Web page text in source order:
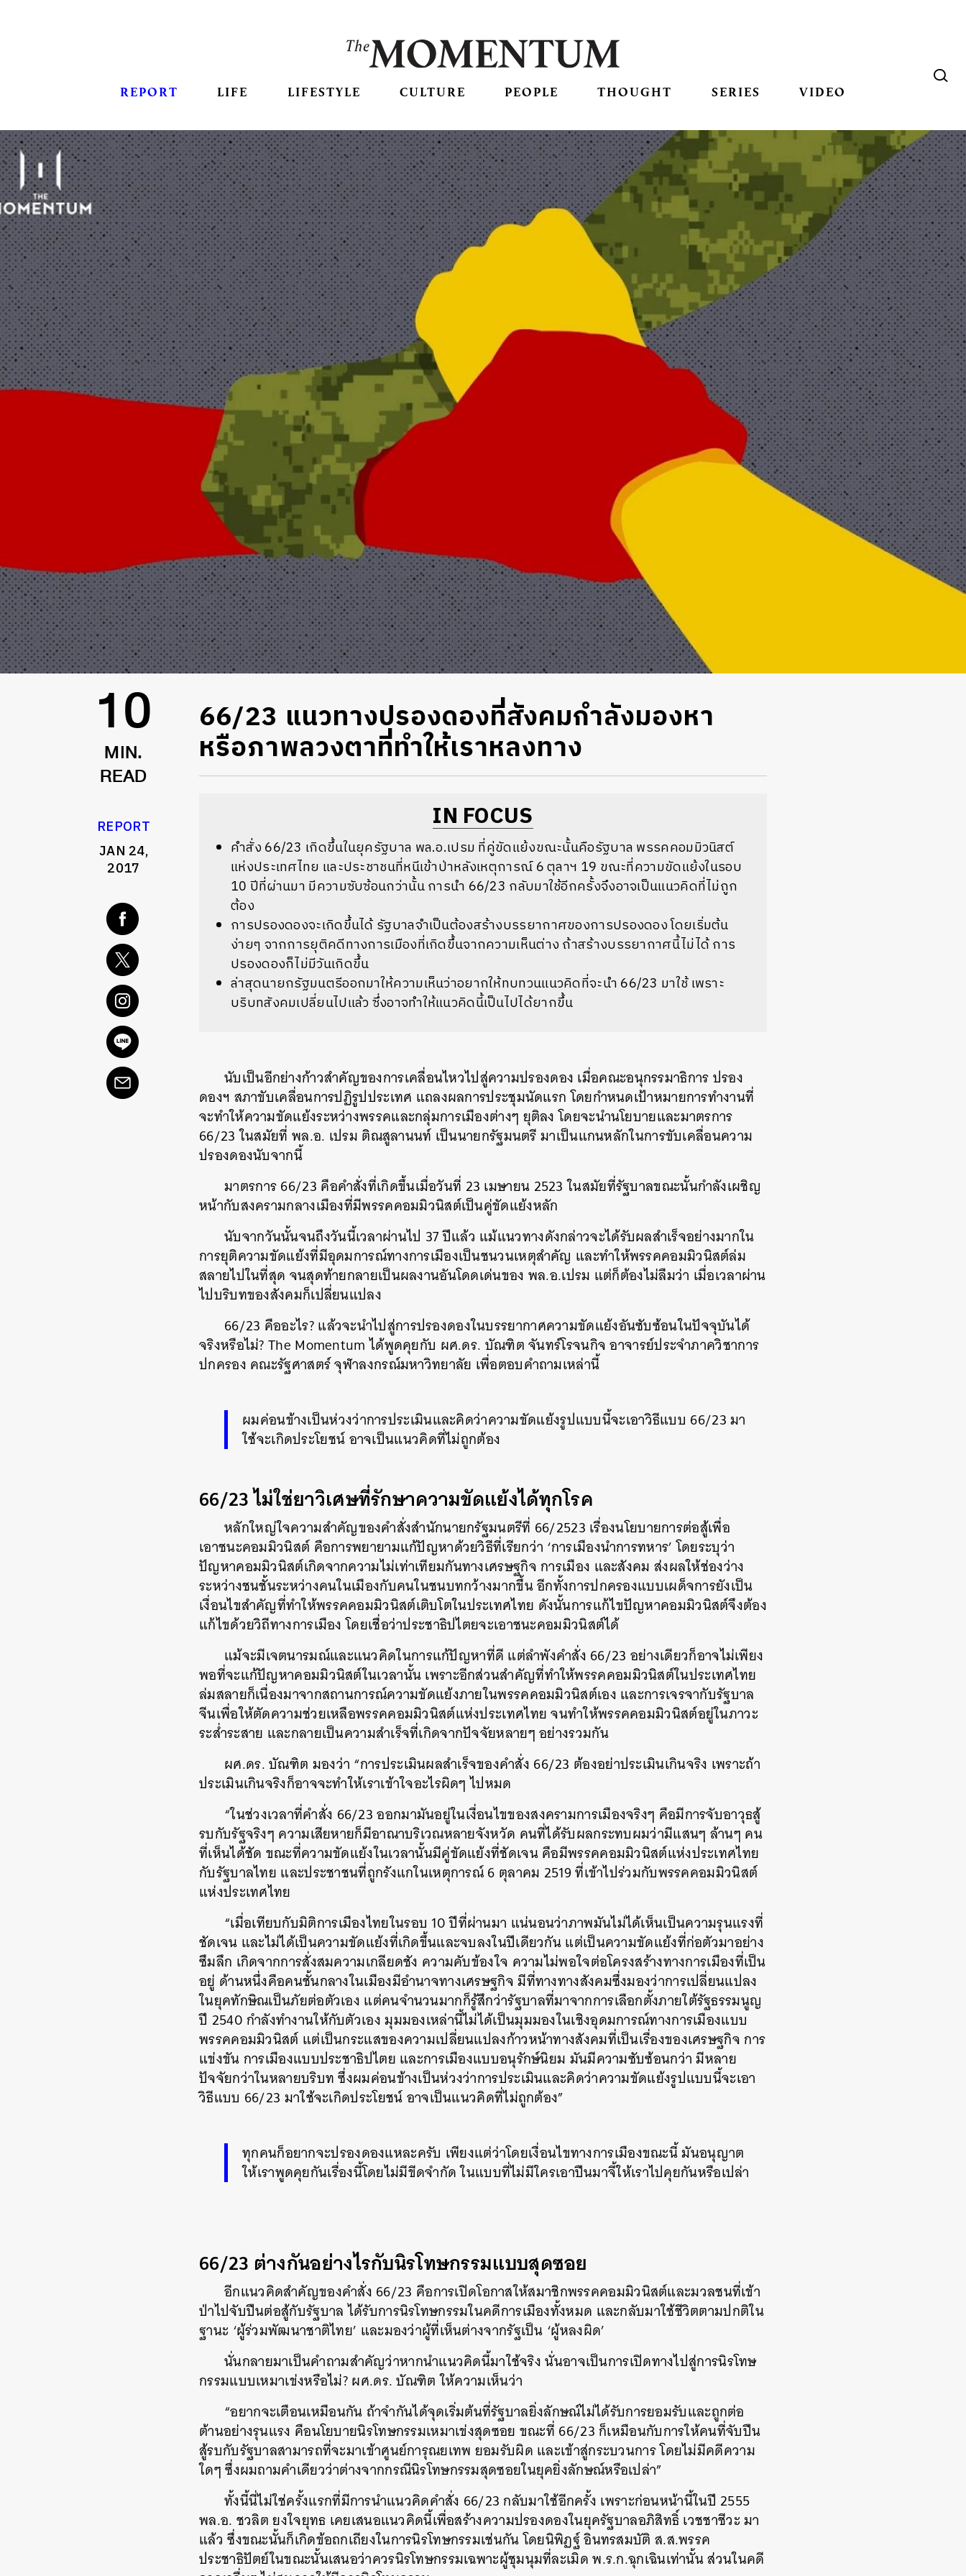
REPORT LIFE LIFESTYLE CULTURE PEOPLE THOUGHT SERIES VIDEO
10
MIN.
READ
REPORT
JAN 24,
2017
66/23 แนวทางปรองดองที่สังคมกำลังมองหา
หรือภาพลวงตาที่ทำให้เราหลงทาง
IN FOCUS
คำสั่ง 66/23 เกิดขึ้นในยุครัฐบาล พล.อ.เปรม ที่คู่ขัดแย้งขณะนั้นคือรัฐบาล พรรคคอมมิวนิสต์
แห่งประเทศไทย และประชาชนที่หนีเข้าป่าหลังเหตุการณ์​ 6 ตุลาฯ 19 ขณะที่ความขัดแย้งในรอบ
10 ปีที่ผ่านมา มีความซับซ้อนกว่านั้น การนำ 66/23 กลับมาใช้อีกครั้งจึงอาจเป็นแนวคิดที่ไม่ถูก
ต้อง
การปรองดองจะเกิดขึ้นได้ รัฐบาลจำเป็นต้องสร้างบรรยากาศของการปรองดอง โดยเริ่มต้น
ง่ายๆ จากการยุติคดีทางการเมืองที่เกิดขึ้นจากความเห็นต่าง ถ้าสร้างบรรยากาศนี้ไม่ได้ การ
ปรองดองก็ไม่มีวันเกิดขึ้น
ล่าสุดนายกรัฐมนตรีออกมาให้ความเห็นว่าอยากให้ทบทวนแนวคิดที่จะนำ 66/23 มาใช้ เพราะ
บริบทสังคมเปลี่ยนไปแล้ว ซึ่งอาจทำให้แนวคิดนี้เป็นไปได้ยากขึ้น
นับเป็นอีกย่างก้าวสำคัญของการเคลื่อนไหวไปสู่ความปรองดอง เมื่อคณะอนุกรรมาธิการ ปรอง
ดองฯ สภาขับเคลื่อนการปฏิรูปประเทศ แถลงผลการประชุมนัดแรก โดยกำหนดเป้าหมายการทำงานที่
จะทำให้ความขัดแย้งระหว่างพรรคและกลุ่มการเมืองต่างๆ ยุติลง โดยจะนำนโยบายและมาตรการ
66/23 ในสมัยที่ พล.อ. เปรม ติณสูลานนท์ เป็นนายกรัฐมนตรี มาเป็นแกนหลักในการขับเคลื่อนความ
ปรองดองนับจากนี้
มาตรการ 66/23 คือคำสั่งที่เกิดขึ้นเมื่อวันที่ 23 เมษายน 2523 ในสมัยที่รัฐบาลขณะนั้นกำลังเผชิญ
หน้ากับสงครามกลางเมืองที่มีพรรคคอมมิวนิสต์เป็นคู่ขัดแย้งหลัก
นับจากวันนั้นจนถึงวันนี้เวลาผ่านไป 37 ปีแล้ว แม้แนวทางดังกล่าวจะได้รับผลสำเร็จอย่างมากใน
การยุติความขัดแย้งที่มีอุดมการณ์ทางการเมืองเป็นชนวนเหตุสำคัญ และทำให้พรรคคอมมิวนิสต์ล่ม
สลายไปในที่สุด จนสุดท้ายกลายเป็นผลงานอันโดดเด่นของ พล.อ.เปรม แต่ก็ต้องไม่ลืมว่า เมื่อเวลาผ่าน
ไปบริบทของสังคมก็เปลี่ยนแปลง
66/23 คืออะไร? แล้วจะนำไปสู่การปรองดองในบรรยากาศความขัดแย้งอันซับซ้อนในปัจจุบันได้
จริงหรือไม่? The Momentum ได้พูดคุยกับ ผศ.ดร. บัณฑิต จันทร์โรจนกิจ อาจารย์ประจำภาควิชาการ
ปกครอง คณะรัฐศาสตร์ จุฬาลงกรณ์มหาวิทยาลัย เพื่อตอบคำถามเหล่านี้
ผมค่อนข้างเป็นห่วงว่าการประเมินและคิดว่าความขัดแย้งรูปแบบนี้จะเอาวิธีแบบ 66/23 มา
ใช้จะเกิดประโยชน์ อาจเป็นแนวคิดที่ไม่ถูกต้อง
66/23 ไม่ใช่ยาวิเศษที่รักษาความขัดแย้งได้ทุกโรค
หลักใหญ่ใจความสำคัญของคำสั่งสำนักนายกรัฐมนตรีที่ 66/2523 เรื่องนโยบายการต่อสู้เพื่อ
เอาชนะคอมมิวนิสต์ คือการพยายามแก้ปัญหาด้วยวิธีที่เรียกว่า ‘การเมืองนำการทหาร’ โดยระบุว่า
ปัญหาคอมมิวนิสต์เกิดจากความไม่เท่าเทียมกันทางเศรษฐกิจ การเมือง และสังคม ส่งผลให้ช่องว่าง
ระหว่างชนชั้นระหว่างคนในเมืองกับคนในชนบทกว้างมากขึ้น อีกทั้งการปกครองแบบเผด็จการยังเป็น
เงื่อนไขสำคัญที่ทำให้พรรคคอมมิวนิสต์เติบโตในประเทศไทย ดังนั้นการแก้ไขปัญหาคอมมิวนิสต์จึงต้อง
แก้ไขด้วยวิถีทางการเมือง โดยเชื่อว่าประชาธิปไตยจะเอาชนะคอมมิวนิสต์ได้
แม้จะมีเจตนารมณ์และแนวคิดในการแก้ปัญหาที่ดี แต่ลำพังคำสั่ง 66/23 อย่างเดียวก็อาจไม่เพียง
พอที่จะแก้ปัญหาคอมมิวนิสต์ในเวลานั้น เพราะอีกส่วนสำคัญที่ทำให้พรรคคอมมิวนิสต์ในประเทศไทย
ล่มสลายก็เนื่องมาจากสถานการณ์ความขัดแย้งภายในพรรคคอมมิวนิสต์เอง และการเจรจากับรัฐบาล
จีนเพื่อให้ตัดความช่วยเหลือพรรคคอมมิวนิสต์แห่งประเทศไทย จนทำให้พรรคคอมมิวนิสต์อยู่ในภาวะ
ระส่ำระสาย และกลายเป็นความสำเร็จที่เกิดจากปัจจัยหลายๆ อย่างรวมกัน
ผศ.ดร. บัณฑิต มองว่า “การประเมินผลสำเร็จของคำสั่ง 66/23 ต้องอย่าประเมินเกินจริง เพราะถ้า
ประเมินเกินจริงก็อาจจะทำให้เราเข้าใจอะไรผิดๆ ไปหมด
“ในช่วงเวลาที่คำสั่ง 66/23 ออกมามันอยู่ในเงื่อนไขของสงครามการเมืองจริงๆ คือมีการจับอาวุธสู้
รบกับรัฐจริงๆ ความเสียหายก็มีอาณาบริเวณหลายจังหวัด คนที่ได้รับผลกระทบผมว่ามีแสนๆ ล้านๆ คน
ที่เห็นได้ชัด ขณะที่ความขัดแย้งในเวลานั้นมีคู่ขัดแย้งที่ชัดเจน คือมีพรรคคอมมิวนิสต์แห่งประเทศไทย
กับรัฐบาลไทย และประชาชนที่ถูกรังแกในเหตุการณ์ 6 ตุลาคม 2519 ที่เข้าไปร่วมกับพรรคคอมมิวนิสต์
แห่งประเทศไทย
“เมื่อเทียบกับมิติการเมืองไทยในรอบ 10 ปีที่ผ่านมา แน่นอนว่าภาพมันไม่ได้เห็นเป็นความรุนแรงที่
ชัดเจน และไม่ได้เป็นความขัดแย้งที่เกิดขึ้นและจบลงในปีเดียวกัน แต่เป็นความขัดแย้งที่ก่อตัวมาอย่าง
ซึมลึก เกิดจากการสั่งสมความเกลียดชัง ความคับข้องใจ ความไม่พอใจต่อโครงสร้างทางการเมืองที่เป็น
อยู่ ด้านหนึ่งคือคนชั้นกลางในเมืองมีอำนาจทางเศรษฐกิจ มีที่ทางทางสังคมซึ่งมองว่าการเปลี่ยนแปลง
ในยุคทักษิณเป็นภัยต่อตัวเอง แต่คนจำนวนมากก็รู้สึกว่ารัฐบาลที่มาจากการเลือกตั้งภายใต้รัฐธรรมนูญ
ปี 2540 กำลังทำงานให้กับตัวเอง มุมมองเหล่านี้ไม่ได้เป็นมุมมองในเชิงอุดมการณ์ทางการเมืองแบบ
พรรคคอมมิวนิสต์ แต่เป็นกระแสของความเปลี่ยนแปลงก้าวหน้าทางสังคมที่เป็นเรื่องของเศรษฐกิจ การ
แข่งขัน การเมืองแบบประชาธิปไตย และการเมืองแบบอนุรักษ์นิยม มันมีความซับซ้อนกว่า มีหลาย
ปัจจัยกว่าในหลายบริบท ซึ่งผมค่อนข้างเป็นห่วงว่าการประเมินและคิดว่าความขัดแย้งรูปแบบนี้จะเอา
วิธีแบบ 66/23 มาใช้จะเกิดประโยชน์ อาจเป็นแนวคิดที่ไม่ถูกต้อง”
ทุกคนก็อยากจะปรองดองแหละครับ เพียงแต่ว่าโดยเงื่อนไขทางการเมืองขณะนี้ มันอนุญาต
ให้เราพูดคุยกันเรื่องนี้โดยไม่มีขีดจำกัด ในแบบที่ไม่มีใครเอาปืนมาจี้ให้เราไปคุยกันหรือเปล่า
66/23 ต่างกันอย่างไรกับนิรโทษกรรมแบบสุดซอย
อีกแนวคิดสำคัญของคำสั่ง 66/23 คือการเปิดโอกาสให้สมาชิกพรรคคอมมิวนิสต์และมวลชนที่เข้า
ป่าไปจับปืนต่อสู้กับรัฐบาล ได้รับการนิรโทษกรรมในคดีการเมืองทั้งหมด และกลับมาใช้ชีวิตตามปกติใน
ฐานะ ‘ผู้ร่วมพัฒนาชาติไทย’ และมองว่าผู้ที่เห็นต่างจากรัฐเป็น ‘ผู้หลงผิด’
นั่นกลายมาเป็นคำถามสำคัญว่าหากนำแนวคิดนี้มาใช้จริง นั่นอาจเป็นการเปิดทางไปสู่การนิรโทษ
กรรมแบบเหมาเข่งหรือไม่? ผศ.ดร. บัณฑิต ให้ความเห็นว่า
“อยากจะเตือนเหมือนกัน ถ้าจำกันได้จุดเริ่มต้นที่รัฐบาลยิ่งลักษณ์ไม่ได้รับการยอมรับและถูกต่อ
ต้านอย่างรุนแรง คือนโยบายนิรโทษกรรมเหมาเข่งสุดซอย ขณะที่ 66/23 ก็เหมือนกับการให้คนที่จับปืน
สู้รบกับรัฐบาลสามารถที่จะมาเข้าศูนย์การุณยเทพ ยอมรับผิด และเข้าสู่กระบวนการ โดยไม่มีคดีความ
ใดๆ ซึ่งผมถามคำเดียวว่าต่างจากกรณีนิรโทษกรรมสุดซอยในยุคยิ่งลักษณ์หรือเปล่า”
ทั้งนี้นี่ไม่ใช่ครั้งแรกที่มีการนำแนวคิดคำสั่ง 66/23 กลับมาใช้อีกครั้ง เพราะก่อนหน้านี้ในปี 2555
พล.อ. ชวลิต ยงใจยุทธ เคยเสนอแนวคิดนี้เพื่อสร้างความปรองดองในยุครัฐบาลอภิสิทธิ์ เวชชาชีวะ มา
แล้ว ซึ่งขณะนั้นก็เกิดข้อถกเถียงในการนิรโทษกรรมเช่นกัน โดยนิพิฏฐ์ อินทรสมบัติ ส.ส.พรรค
ประชาธิปัตย์ในขณะนั้นเสนอว่าควรนิรโทษกรรมเฉพาะผู้ชุมนุมที่ละเมิด พ.ร.ก.ฉุกเฉินเท่านั้น ส่วนในคดี
ค้นหา
SHARE TWEET LINE EMAIL